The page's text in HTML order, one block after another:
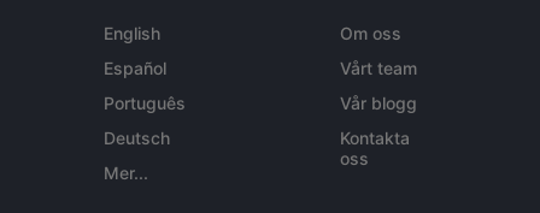
English
Español
Português
Deutsch
Mer...
Om oss
Vårt team
Vår blogg
Kontakta
oss